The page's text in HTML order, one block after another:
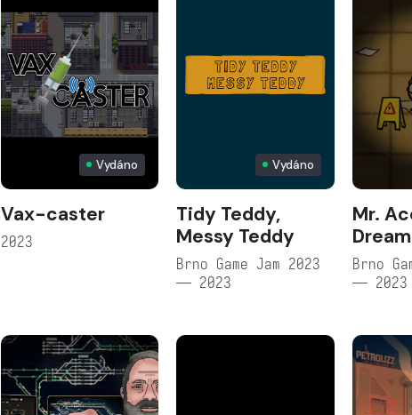
Vydáno
Vax-caster
2023
Vydáno
Tidy Teddy,
Messy Teddy
Brno Game Jam 2023
— 2023
Mr.
Brno
— 2023